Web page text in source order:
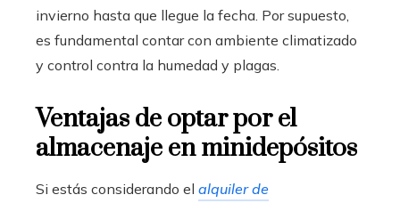
invierno hasta que llegue la fecha. Por supuesto,
es fundamental contar con ambiente climatizado
y control contra la humedad y plagas.
Ventajas de optar por el
almacenaje en minidepósitos
Si estás considerando el alquiler de